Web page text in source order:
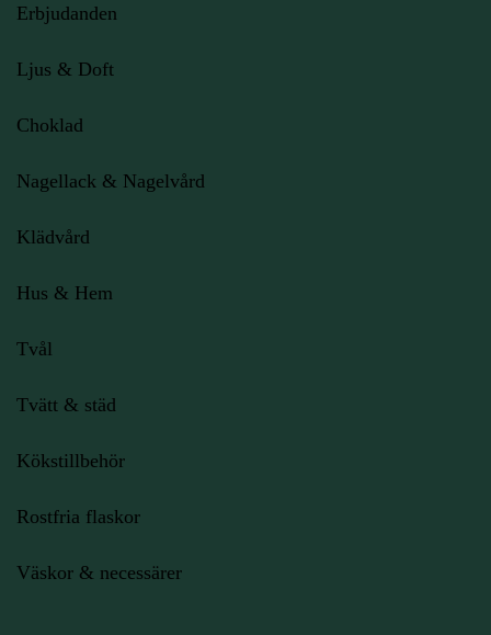
Erbjudanden
Ljus & Doft
Choklad
Nagellack & Nagelvård
Klädvård
Hus & Hem
Tvål
Tvätt & städ
Kökstillbehör
Rostfria flaskor
Väskor & necessärer